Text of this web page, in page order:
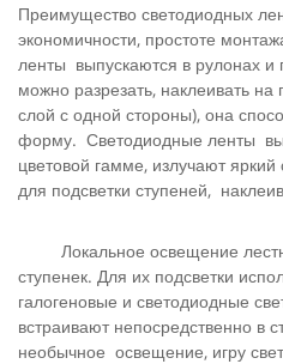
Преимущество светодиодных
экономичности, простоте
ленты выпускаются в рулонах
можно разрезать, наклеивать
слой с одной стороны), она
форму. Светодиодные ленты
цветовой гамме, излучают
для подсветки ступеней,
Локальное освещение
ступенек. Для их подсветки
галогеновые и светодиодные
встраивают непосредственно в
необычное освещение, игру